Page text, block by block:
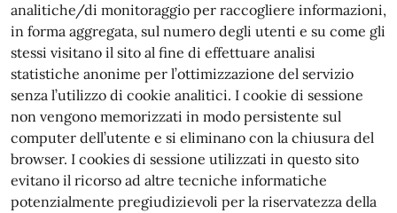
analitiche/di monitoraggio per raccogliere informazioni,
in forma aggregata, sul numero degli utenti e su come gli
stessi visitano il sito al fine di effettuare analisi
statistiche anonime per l’ottimizzazione del servizio
senza l’utilizzo di cookie analitici. I cookie di sessione
non vengono memorizzati in modo persistente sul
computer dell’utente e si eliminano con la chiusura del
browser. I cookies di sessione utilizzati in questo sito
evitano il ricorso ad altre tecniche informatiche
potenzialmente pregiudizievoli per la riservatezza della